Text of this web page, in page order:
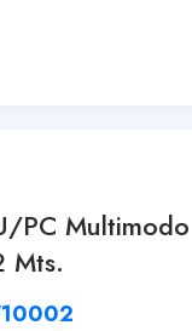
PC
Mts.